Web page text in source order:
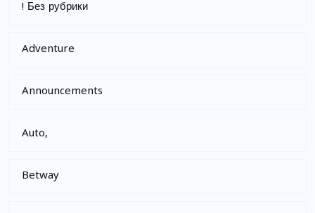
! Без рубрики
Adventure
Announcements
Auto,
Betway